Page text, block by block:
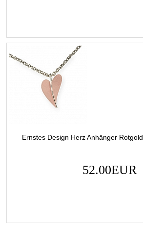
Ernstes Design Herz Anhänger
52.00EUR